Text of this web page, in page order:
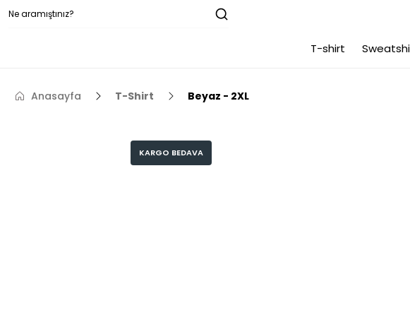
T-shirt
Anasayfa T-Shirt Beyaz - 2XL
KARGO BEDAVA